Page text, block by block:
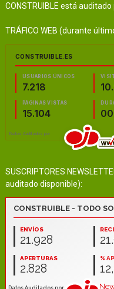
CONSTRUIBLE está auditado
TRÁFICO WEB (durante
SUSCRIPTORES
auditado disponible):